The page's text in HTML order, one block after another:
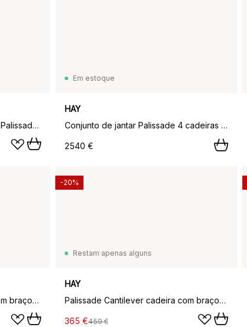
Cadeira com apoios de braços Palissade, Olive
Em estoque
HAY
Conjunto de jantar Palissade 4 cadeiras com braços 170x90 cm - Anthracite,
2540 €
Palissade Cantilever cadeira com braços, Creme branco
Restam apenas alguns
HAY
Palissade Cantilever cadeira com braços, Vermelho ferro
365 €459 €
-20%